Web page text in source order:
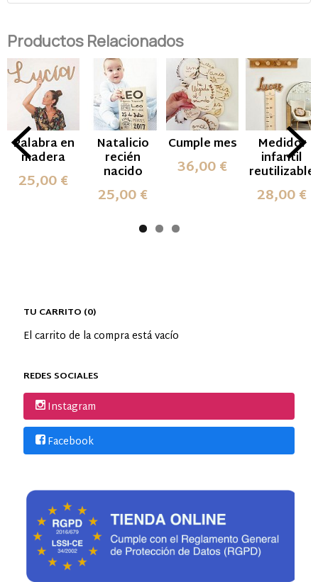
TU CARRITO (0)
El carrito de la compra está vacío
REDES SOCIALES
Instagram
Facebook
Productos Relacionados
Palabra en
madera
25,00 €
Natalicio
recién
nacido
25,00 €
Cumple mes
36,00 €
Medidor
infantil
reutilizable
28,00 €